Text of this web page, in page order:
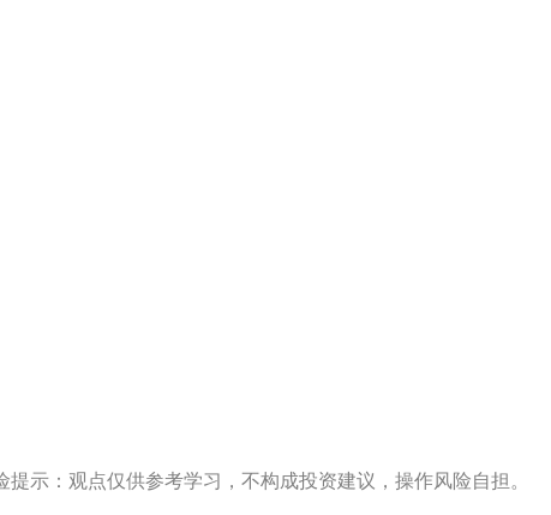
提示：观点仅供参考学习，不构成投资建议，操作风险自担。